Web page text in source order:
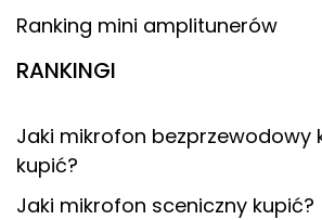
Ranking mini amplitunerów
RANKINGI
Jaki mikrofon bezprzewodowy
kupić?
Jaki mikrofon sceniczny kupić?